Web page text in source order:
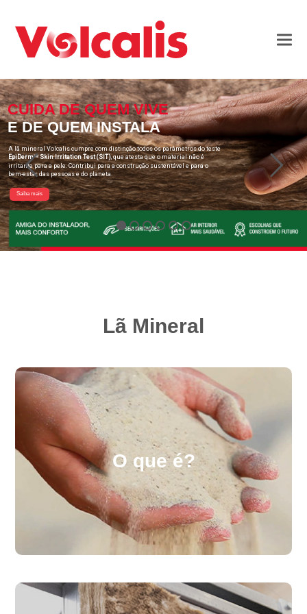
CUIDA DE QUEM VIVE
E DE QUEM INSTALA
A lã mineral Volcalis cumpre com distinção todos os parâmetros do teste
EpiDermTM Skin Irritation Test (SIT), que atesta que o material não é
irritante para a pele. Contribui para a construção sustentável e para o
bem-estar das pessoas e do planeta.
Saiba mais
Lã Mineral
O que é?
O que é?
A lã mineral Volcalis é um produto ecológico à
base de areia e ligante de origem biológica,
disponível em rolos e painéis, com alto
desempenho térmico e acústico, resistente ao fogo,
de fácil aplicação e manuseamento.
Saiba mais
Porquê utilizar?